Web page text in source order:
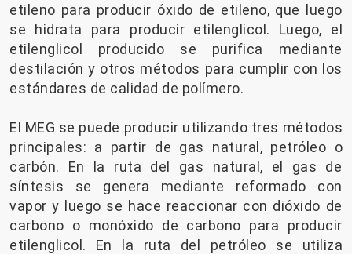
etileno para producir óxido de etileno, que luego
se hidrata para producir etilenglicol. Luego, el
etilenglicol producido se purifica mediante
destilación y otros métodos para cumplir con los
estándares de calidad de polímero.
El MEG se puede producir utilizando tres métodos
principales: a partir de gas natural, petróleo o
carbón. En la ruta del gas natural, el gas de
síntesis se genera mediante reformado con
vapor y luego se hace reaccionar con dióxido de
carbono o monóxido de carbono para producir
etilenglicol. En la ruta del petróleo se utiliza